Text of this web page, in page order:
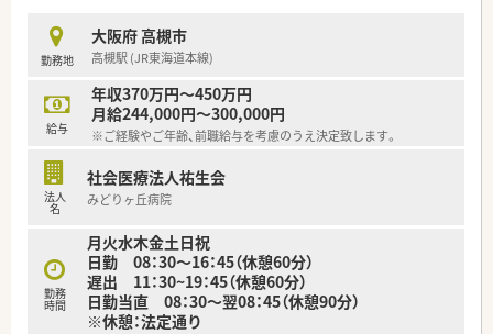
プライベートも大切にできます。
■月に4回から5回程度の当直業務がありますが、ご家庭の事情
などに応じて相談が可能です。
【想定される業務内容】
■病棟薬剤業務実施加算を取得しており、1つの病棟に2名の担
当薬剤師を配置しています。
ルを磨ける業務があります。
■ICTやNST、緩和ケアなど様々な医療チームに参加し、多職種
勤務地
大阪府 高槻市
高槻駅 (JR東海道本線)
給与
年収370万円～450万円
月給244,000円～300,000円
※ご経験やご年齢、前職給与を考慮のうえ決定致します。
法人
名
社会医療法人祐生会
みどりヶ丘病院
勤務
時間
月火水木金土日祝
日勤 08：30～16：45（休憩60分）
遅出 11：30~19：45（休憩60分）
日勤当直 08：30～翌08：45（休憩90分）
※休憩：法定通り